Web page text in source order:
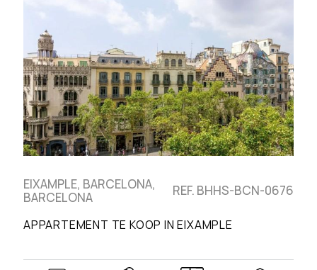
EIXAMPLE, BARCELONA,
BARCELONA
REF. BHHS-BCN-0676
APPARTEMENT TE KOOP IN EIXAMPLE